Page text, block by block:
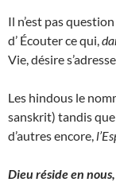
Il n’est pas question
d’ Écouter ce qui,
Vie, désire
Les hindous le
sanskrit) tandis que
d’autres encore,
Dieu réside en